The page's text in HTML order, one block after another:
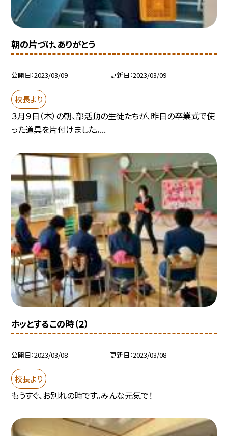
朝の片づけ、ありがとう
公開日 2023/03/09 更新日 2023/03/09
校長より
３月９日（木）の朝、部活動の生徒たちが、昨日の卒業式で使
った道具を片付けました。...
ホッとするこの時（２）
公開日 2023/03/08 更新日 2023/03/08
校長より
もうすぐ、お別れの時です。みんな元気で！